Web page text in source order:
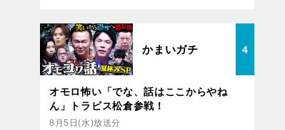
かまいガチ 4
オモロ怖い「でな、話はここからやね
ん」トラビス松倉参戦！
8月5日(水)放送分